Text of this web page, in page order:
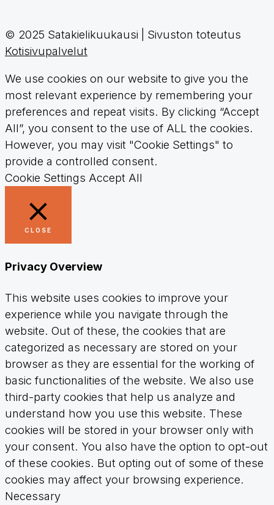
© 2025 Satakielikuukausi | Sivuston toteutus
Kotisivupalvelut
We use cookies on our website to give you the
most relevant experience by remembering your
preferences and repeat visits. By clicking “Accept
All”, you consent to the use of ALL the cookies.
However, you may visit "Cookie Settings" to
provide a controlled consent.
Cookie Settings Accept All
CLOSE
Privacy Overview
This website uses cookies to improve your
experience while you navigate through the
website. Out of these, the cookies that are
categorized as necessary are stored on your
browser as they are essential for the working of
basic functionalities of the website. We also use
third-party cookies that help us analyze and
understand how you use this website. These
cookies will be stored in your browser only with
your consent. You also have the option to opt-out
of these cookies. But opting out of some of these
cookies may affect your browsing experience.
Necessary